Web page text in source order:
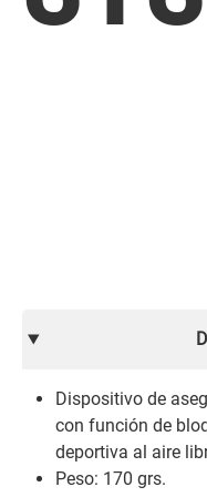
Dispositivo de
con función de
deportiva al aire
Peso: 170 grs.